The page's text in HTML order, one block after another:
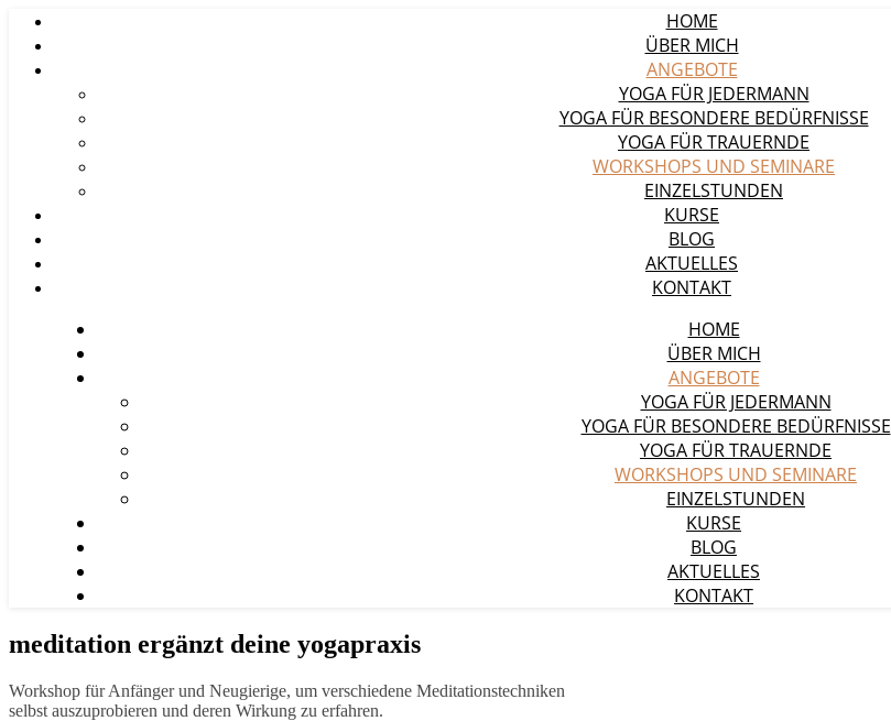
HOME
ÜBER MICH
ANGEBOTE
YOGA FÜR JEDERMANN
YOGA FÜR BESONDERE BEDÜRFNISSE
YOGA FÜR TRAUERNDE
WORKSHOPS UND SEMINARE
EINZELSTUNDEN
KURSE
BLOG
AKTUELLES
KONTAKT
HOME
ÜBER MICH
ANGEBOTE
YOGA FÜR JEDERMANN
YOGA FÜR BESONDERE BEDÜRFNISSE
YOGA FÜR TRAUERNDE
WORKSHOPS UND SEMINARE
EINZELSTUNDEN
KURSE
BLOG
AKTUELLES
KONTAKT
meditation ergänzt deine yogapraxis
Workshop für Anfänger und Neugierige, um verschiedene Meditationstechniken
selbst auszuprobieren und deren Wirkung zu erfahren.